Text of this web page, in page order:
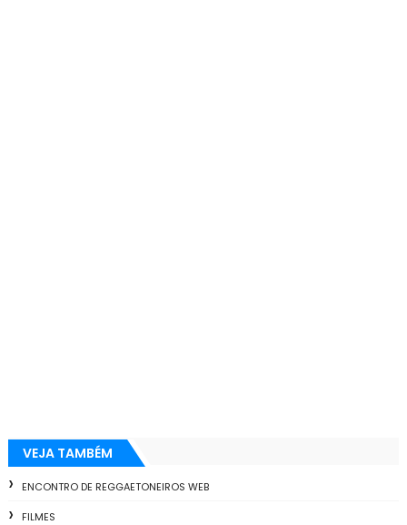
VEJA TAMBÉM
ENCONTRO DE REGGAETONEIROS WEB
FILMES